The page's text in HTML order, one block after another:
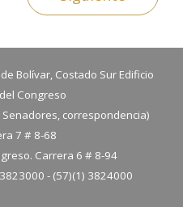
Bolívar, Costado Sur Edificio
Congreso
correspondencia)
7 # 8-68
Carrera 6 # 8-94
- (57)(1) 3824000